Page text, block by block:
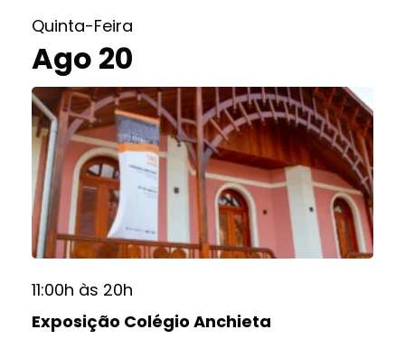
Quinta-Feira
Ago 20
11:00h às 20h
Exposição Colégio Anchieta